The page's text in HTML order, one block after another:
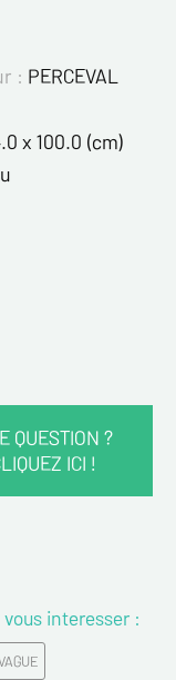
: PERCEVAL
x 100.0 (cm)
QUESTION ?
ICI !
interesser :